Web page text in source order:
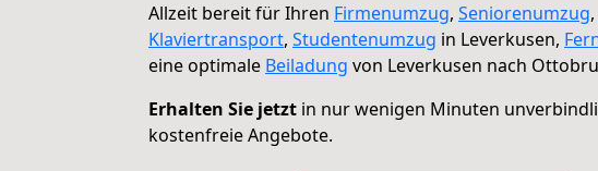
Allzeit bereit für Ihren Firmenumzug, Seniorenumzug,
Klaviertransport, Studentenumzug in Leverkusen,
eine optimale Beiladung von Leverkusen nach
Erhalten Sie jetzt in nur wenigen Minuten
kostenfreie Angebote.